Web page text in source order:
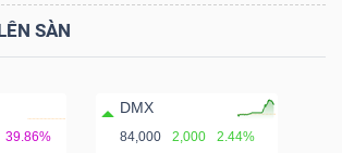
SÀN
39.86%
DMX
84,000 2,000 2.44%